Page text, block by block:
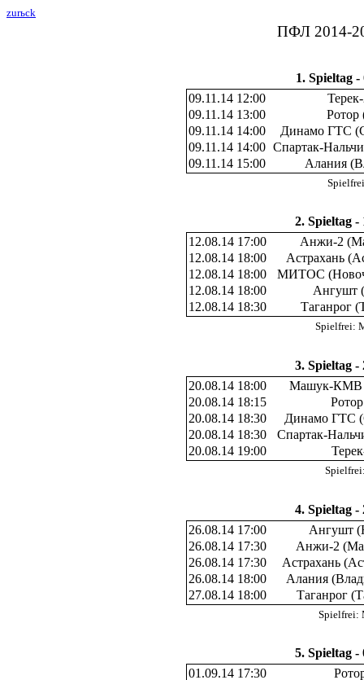
zurьck
ПФЛ 2014-
1. Spieltag -
09.11.14 12:00
09.11.14 13:00
Ротор
09.11.14 14:00
Динамо ГТС
09.11.14 14:00 Спартак-
09.11.14 15:00
Алания
2. Spieltag -
12.08.14 17:00
Анжи-2
12.08.14 18:00
Астрахань
12.08.14 18:00
МИТОС
12.08.14 18:00
Ангушт
12.08.14 18:30
Таганрог
Spielfrei:
3. Spieltag -
20.08.14 18:00
Машук-КМВ
20.08.14 18:15
20.08.14 18:30
Динамо ГТС
20.08.14 18:30
Спартак-
20.08.14 19:00
4. Spieltag -
26.08.14 17:00
Ангушт
26.08.14 17:30
Анжи-2
26.08.14 17:30
Астрахань
26.08.14 18:00
Алания
27.08.14 18:00
Таганрог
Spielfrei:
5. Spieltag -
01.09.14 17:30